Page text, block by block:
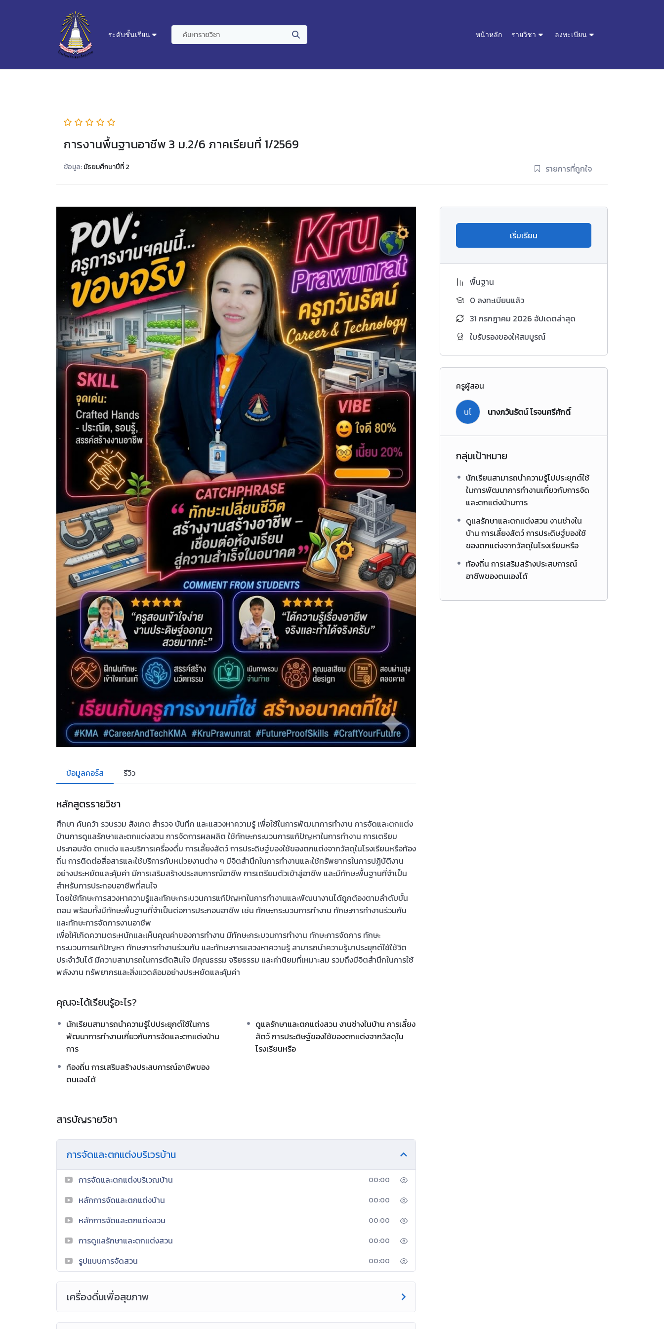
ระดับชั้นเรียน หน้าหลัก รายวิชา ลงทะเบียน
การงานพื้นฐานอาชีพ 3 ม.2/6 ภาคเรียนที่ 1/2569
ข้อมูล:มัธยมศึกษาปีที่ 2 รายการที่ถูกใจ
ข้อมูลคอร์ส รีวิว
หลักสูตรรายวิชา
ศึกษา ค้นคว้า รวบรวม สังเกต สำรวจ บันทึก และแสวงหาความรู้ เพื่อใช้ในการพัฒนาการทำงาน การจัดและตกแต่ง
บ้านการดูแลรักษาและตกแต่งสวน การจัดการผลผลิต ใช้ทักษะกระบวนการแก้ปัญหาในการทำงาน การเตรียม
ประกอบจัด ตกแต่ง และบริการเครื่องดื่ม การเลี้ยงสัตว์ การประดิษฐ์ของใช้ของตกแต่งจากวัสดุในโรงเรียนหรือท้อง
ถิ่น การติดต่อสื่อสารและใช้บริการกับหน่วยงานต่าง ๆ มีจิตสำนึกในการทำงานและใช้ทรัพยากรในการปฏิบัติงาน
อย่างประหยัดและคุ้มค่า มีการเสริมสร้างประสบการณ์อาชีพ การเตรียมตัวเข้าสู่อาชีพ และมีทักษะพื้นฐานที่จำเป็น
สำหรับการประกอบอาชีพที่สนใจ
โดยใช้ทักษะการสวงหาความรู้และทักษะกระบวนการแก้ปัญหาในการทำงานและพัฒนางานได้ถูกต้องตามลำดับขั้น
ตอน พร้อมทั้งมีทักษะพื้นฐานที่จำเป็นต่อการประกอบอาชีพ เช่น ทักษะกระบวนการทำงาน ทักษะการทำงานร่วมกัน
และทักษะการจัดการงานอาชีพ
เพื่อให้เกิดความตระหนักและเห็นคุณค่าของการทำงาน มีทักษะกระบวนการทำงาน ทักษะการจัดการ ทักษะ
กระบวนการแก้ปัญหา ทักษะการทำงานร่วมกัน และทักษะการแสวงหาความรู้ สามารถนำความรู้มาประยุกต์ใช้ใช้วิต
ประจำวันได้ มีความสามารถในการตัดสินใจ มีคุณธรรม จริยธรรม และค่านิยมที่เหมาะสม รวมถึงมีจิตสำนึกในการใช้
พลังงาน ทรัพยากรและสิ่งแวดล้อมอย่างประหยัดและคุ้มค่า
คุณจะได้เรียนรู้อะไร?
นักเรียนสามารถนำความรู้ไปประยุกต์ใช้ในการ
พัฒนาการทำงานเกี่ยวกับการจัดและตกแต่งบ้าน
การ
ดูแลรักษาและตกแต่งสวน งานช่างในบ้าน การเลี้ยง
สัตว์ การประดิษฐ์ของใช้ของตกแต่งจากวัสดุใน
โรงเรียนหรือ
ท้องถิ่น การเสริมสร้างประสบการณ์อาชีพของ
ตนเองได้
สารบัญรายวิชา
การจัดและตกแต่งบริเวรบ้าน
การจัดและตกแต่งบริเวณบ้าน 00:00
หลักการจัดและตกแต่งบ้าน 00:00
หลักการจัดและตกแต่งสวน 00:00
การดูแลรักษาและตกแต่งสวน 00:00
รูปแบบการจัดสวน 00:00
เครื่องดื่มเพื่อสุขภาพ
เริ่มเรียน
พื้นฐาน
0 ลงทะเบียนแล้ว
31 กรกฎาคม 2026 อัปเดตล่าสุด
ใบรับรองของให้สมบูรณ์
ครูผู้สอน
นโ นางภวันรัตน์ โรจนศรีศักดิ์
กลุ่มเป้าหมาย
นักเรียนสามารถนำความรู้ไปประยุกต์ใช้
ในการพัฒนาการทำงานเกี่ยวกับการจัด
และตกแต่งบ้านการ
ดูแลรักษาและตกแต่งสวน งานช่างใน
บ้าน การเลี้ยงสัตว์ การประดิษฐ์ของใช้
ของตกแต่งจากวัสดุในโรงเรียนหรือ
ท้องถิ่น การเสริมสร้างประสบการณ์
อาชีพของตนเองได้